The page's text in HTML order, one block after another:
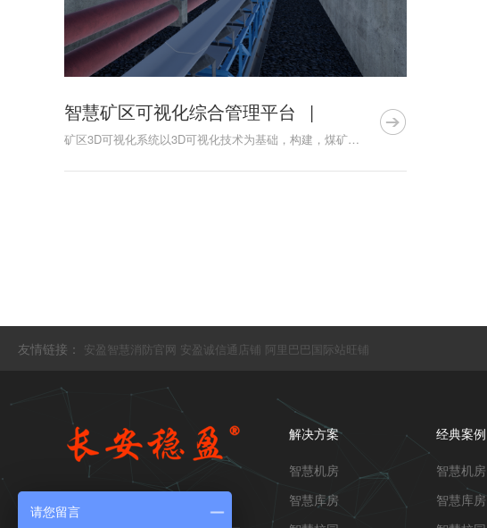
智慧矿区可视化综合管理平台 |
矿区3D可视化系统以3D可视化技术为基础，构建，煤矿工厂的厂区、建筑、房间、设备的逐级可视；统一整合视频监控、环境监控、门禁、入侵报警等各种信息系统

友情链接： 安盈智慧消防官网 安盈诚信通店铺 阿里巴巴国际站旺铺
分享至：
解决方案
智慧机房
智慧库房
经典案例
智慧机房
智慧库房
请您留言